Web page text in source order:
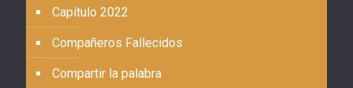
Capítulo 2022
Compañeros Fallecidos
Compartir la palabra